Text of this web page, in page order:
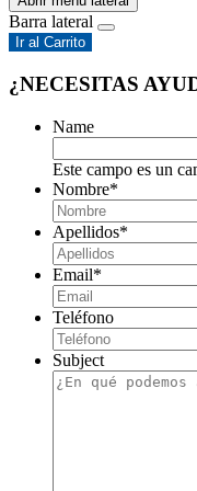
Barra lateral
Ir al Carrito
¿NECESITAS
Name
Este campo es un
Nombre*
Apellidos*
Email*
Teléfono
Subject